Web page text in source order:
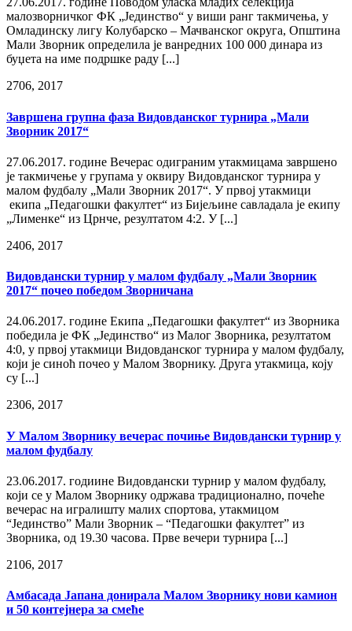
малозворничког ФК „Јединство“ у виши ранг такмичења, у
Омладинску лигу Колубарско – Мачванског округа, Општина
Мали Зворник определила је ванредних 100 000 динара из
буџета на име подршке раду [...]
2706, 2017
Завршена групна фаза Видовданског турнира „Мали
Зворник 2017“
27.06.2017. године Вечерас одиграним утакмицама завршено
је такмичење у групама у оквиру Видовданског турнира у
малом фудбалу „Мали Зворник 2017“. У првој утакмици
екипа „Педагошки факултет“ из Бијељине савладала је екипу
„Лименке“ из Црнче, резултатом 4:2. У [...]
2406, 2017
Видовдански турнир у малом фудбалу „Мали Зворник
2017“ почео победом Зворничана
24.06.2017. године Екипа „Педагошки факултет“ из Зворника
победила је ФК „Јединство“ из Малог Зворника, резултатом
4:0, у првој утакмици Видовданског турнира у малом фудбалу,
који је синоћ почео у Малом Зворнику. Друга утакмица, коју
су [...]
2306, 2017
У Малом Зворнику вечерас почиње Видовдански турнир у
малом фудбалу
23.06.2017. годиине Видовдански турнир у малом фудбалу,
који се у Малом Зворнику одржава традиционално, почеће
вечерас на игралишту малих спортова, утакмицом
“Јединство” Мали Зворник – “Педагошки факултет” из
Зворника, од 19.30 часова. Прве вечери турнира [...]
2106, 2017
Амбасада Јапана донирала Малом Зворнику нови камион
и 50 контејнера за смеће